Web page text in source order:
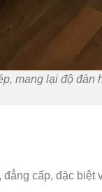
mang lại độ đàn
cấp, đặc biệt